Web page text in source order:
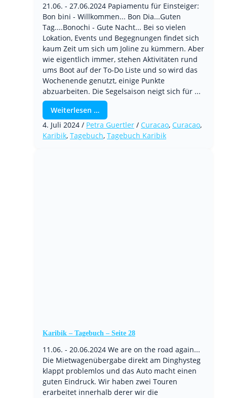
21.06. - 27.06.2024 Papiamentu für Einsteiger:
Bon bini - Willkommen... Bon Dia...Guten
Tag....Bonochi - Gute Nacht... Bei so vielen
Lokation, Events und Begegnungen findet sich
kaum Zeit um sich um Joline zu kümmern. Aber
wie eigentlich immer, stehen Aktivitäten rund
ums Boot auf der To-Do Liste und so wird das
Wochenende genutzt, einige Punkte
abzuarbeiten. Die Segelsaison neigt sich für ...
Weiterlesen …
4. Juli 2024 / Petra Guertler / Curacao, Curacao,
Karibik, Tagebuch, Tagebuch Karibik
Karibik – Tagebuch – Seite 28
11.06. - 20.06.2024 We are on the road again...
Die Mietwagenübergabe direkt am Dinghysteg
klappt problemlos und das Auto macht einen
guten Eindruck. Wir haben zwei Touren
erarbeitet innerhalb derer wir die